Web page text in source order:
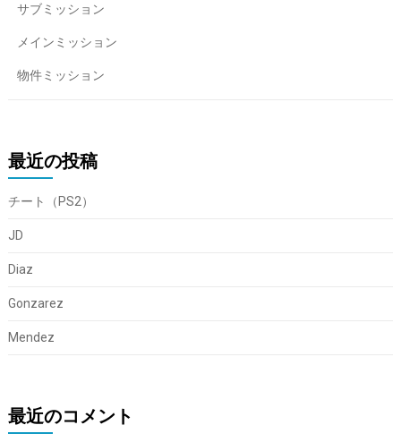
サブミッション
メインミッション
物件ミッション
最近の投稿
チート（PS2）
JD
Diaz
Gonzarez
Mendez
最近のコメント